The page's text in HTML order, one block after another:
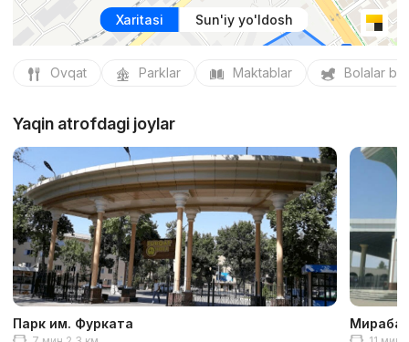
Xaritasi Sun'iy yo'ldosh
Ovqat Parklar Maktablar Bolalar
Yaqin atrofdagi joylar
Парк им. Фурката